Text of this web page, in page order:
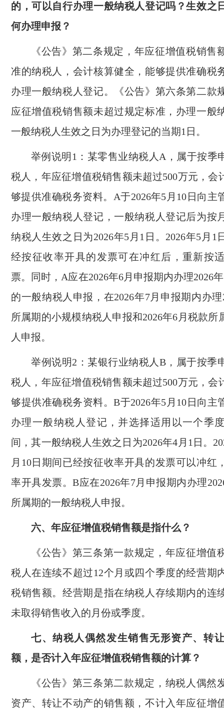
的，可以自行办理一般纳税人登记吗？生效之
何办理申报？
《公告》第二条规定，年应征增值税销售
准的纳税人，会计核算健全，能够提供准确税
办理一般纳税人登记。《公告》第六条第二款
应征增值税销售额未超过规定标准，办理一般
一般纳税人生效之日为办理登记的当期1日。
举例说明1：某零售业纳税人A，属于按季
税人，年应征增值税销售额未超过500万元，会
够提供准确税务资料。A于2026年5月10日向主
办理一般纳税人登记，一般纳税人登记后为按
纳税人生效之日为2026年5月1日。2026年5月1
经按征收率开具的发票可在冲红后，重新按
票。同时，A应在2026年6月申报期内办理2026
的一般纳税人申报，在2026年7月申报期内办
所属期的小规模纳税人申报和2026年6月税款所
人申报。
举例说明2：某银行业纳税人B，属于按季
税人，年应征增值税销售额未超过500万元，会
够提供准确税务资料。B于2026年5月10日向主
办理一般纳税人登记，并选择适用以一个季
间，其一般纳税人生效之日为2026年4月1日。
月10日期间已经按征收率开具的发票可以冲红
率开具发票。B应在2026年7月申报期内办理
所属期的一般纳税人申报。
六、年应征增值税销售额是指什么？
《公告》第三条第一款规定，年应征增值
税人在连续不超过12个月或四个季度的经营期
税销售额。经营期是指在纳税人存续期内的连
未取得销售收入的月份或季度。
七、纳税人偶然发生销售无形资产、转
额，是否计入年应征增值税销售额的计算？
《公告》第三条第二款规定，纳税人偶然
资产、转让不动产的销售额，不计入年应征增